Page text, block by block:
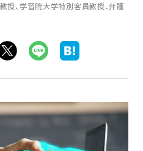
授、学習院大学特別客員教授、弁護